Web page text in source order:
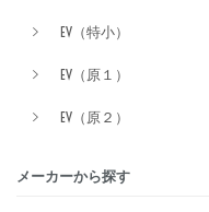
EV（特小）
EV（原１）
EV（原２）
メーカーから探す